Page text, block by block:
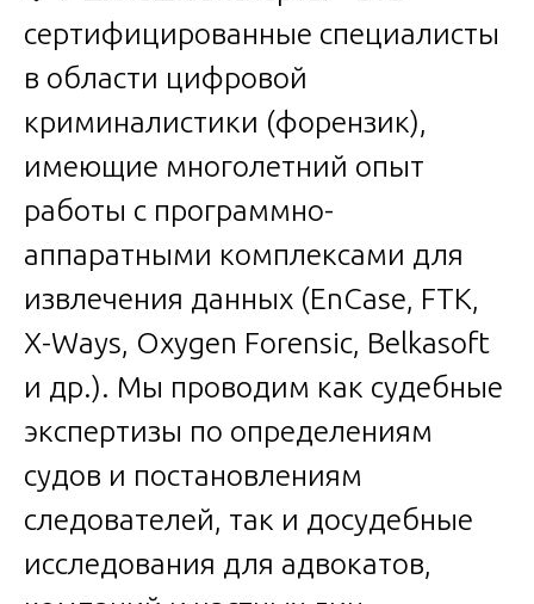
сертифицированные специалисты
в области цифровой
криминалистики (форензик),
имеющие многолетний опыт
работы с программно-
аппаратными комплексами для
извлечения данных (EnCase, FTK,
X-Ways, Oxygen Forensic, Belkasoft
и др.). Мы проводим как судебные
экспертизы по определениям
судов и постановлениям
следователей, так и досудебные
исследования для адвокатов,